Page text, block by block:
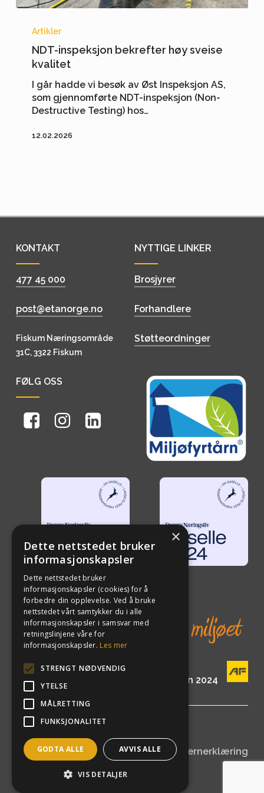
inspeksjon
sveise
kvalitet
Artikler
NDT-inspeksjon bekrefter høy sveise
kvalitet
I går hadde vi besøk av Øst Inspeksjon AS,
som gjennomførte NDT-inspeksjon (Non-
Destructive Testing) hos…
12.02.2026
KONTAKT
477 45 000
post@etanorge.no
Fiskum Næringsområde
31C, 3322 Fiskum
NYTTIGE LINKER
Brosjyrer
Forhandlere
Støtteordninger
FØLG OSS
En del av AF Gruppen siden 2024
©2026ETA Norge AS
Åpenhetsloven|Personvernerklæring
×
Dette nettstedet bruker
informasjonskapsler
Dette nettstedet bruker
informasjonskapsler (cookies) for å
forbedre din opplevelse. Ved å bruke
nettstedet vårt samtykker du i alle
informasjonskapsler i samsvar med
retningslinjene våre for
informasjonskapsler. Les mer
STRENGT NØDVENDIG
YTELSE
MÅLRETTING
FUNKSJONALITET
GODTA ALLE AVVIS ALLE
VIS DETALJER